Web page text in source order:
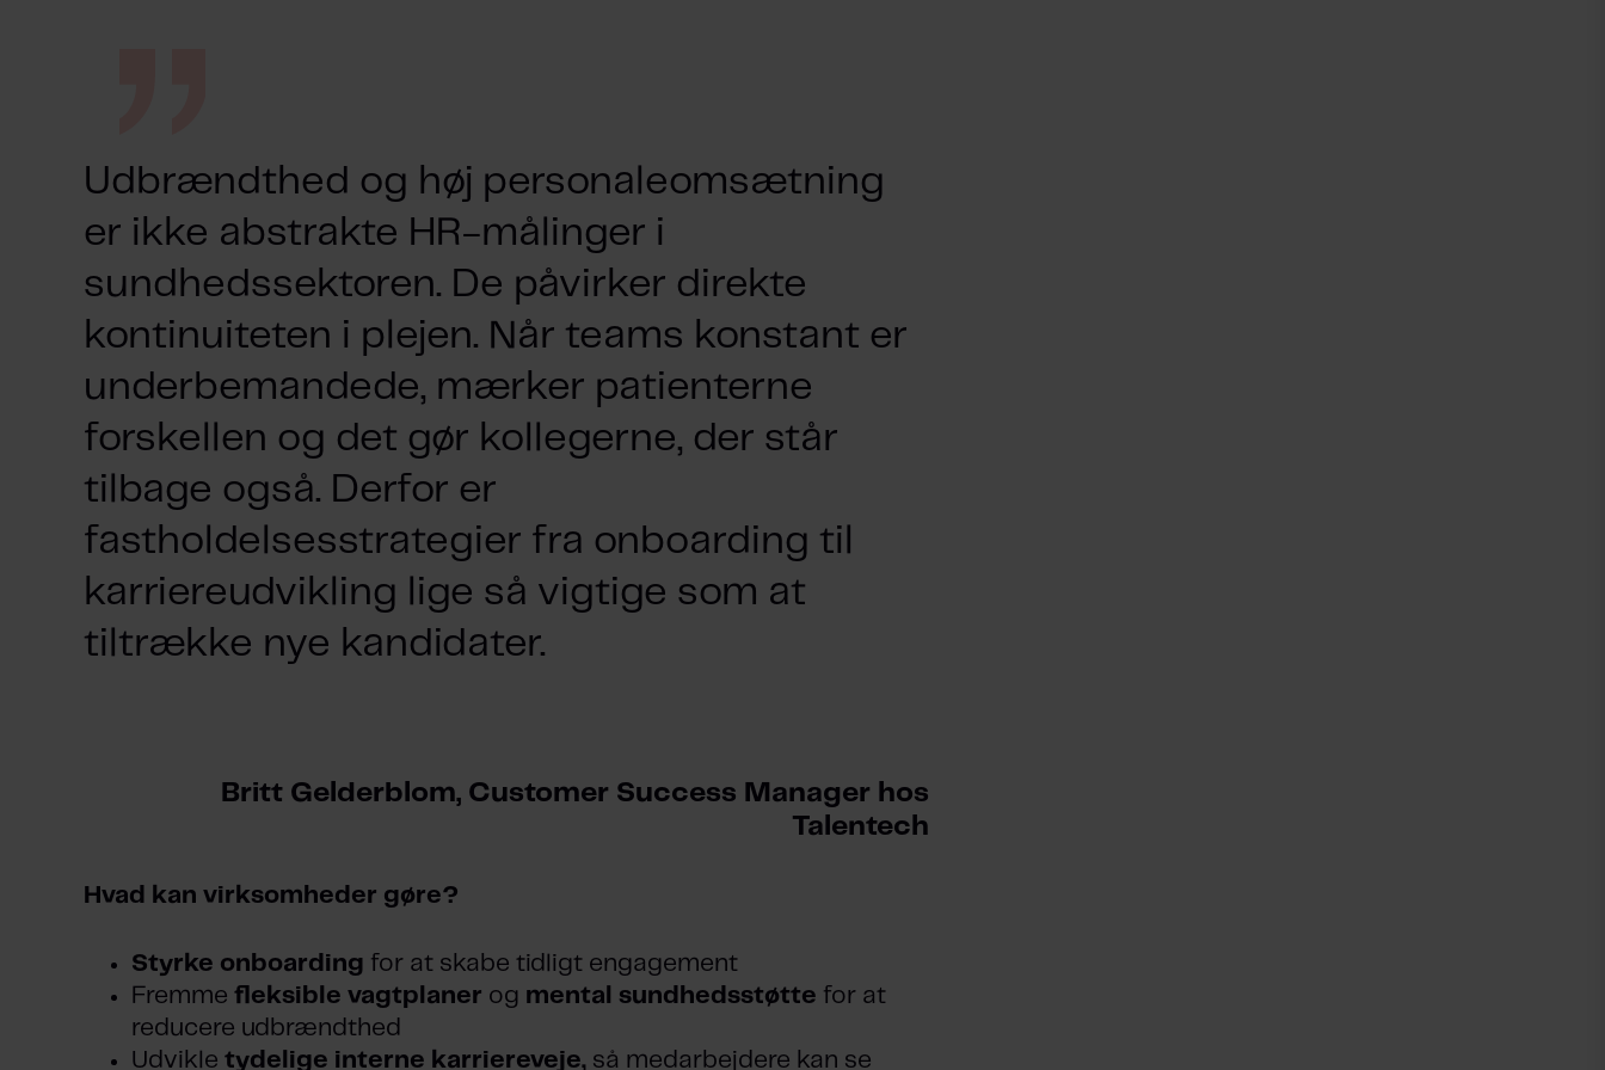
Udbrændthed og høj personaleomsætning
er ikke abstrakte HR-målinger i
sundhedssektoren. De påvirker direkte
kontinuiteten i plejen. Når teams konstant er
underbemandede, mærker patienterne
forskellen og det gør kollegerne, der står
tilbage også. Derfor er
fastholdelsesstrategier fra onboarding til
karriereudvikling lige så vigtige som at
tiltrække nye kandidater.
Britt Gelderblom, Customer Success Manager hos
Talentech
Hvad kan virksomheder gøre?
Styrke onboarding for at skabe tidligt engagement
Fremme fleksible vagtplaner og mental sundhedsstøtte for at
reducere udbrændthed
Udvikle tydelige interne karriereveje, så medarbejdere kan se